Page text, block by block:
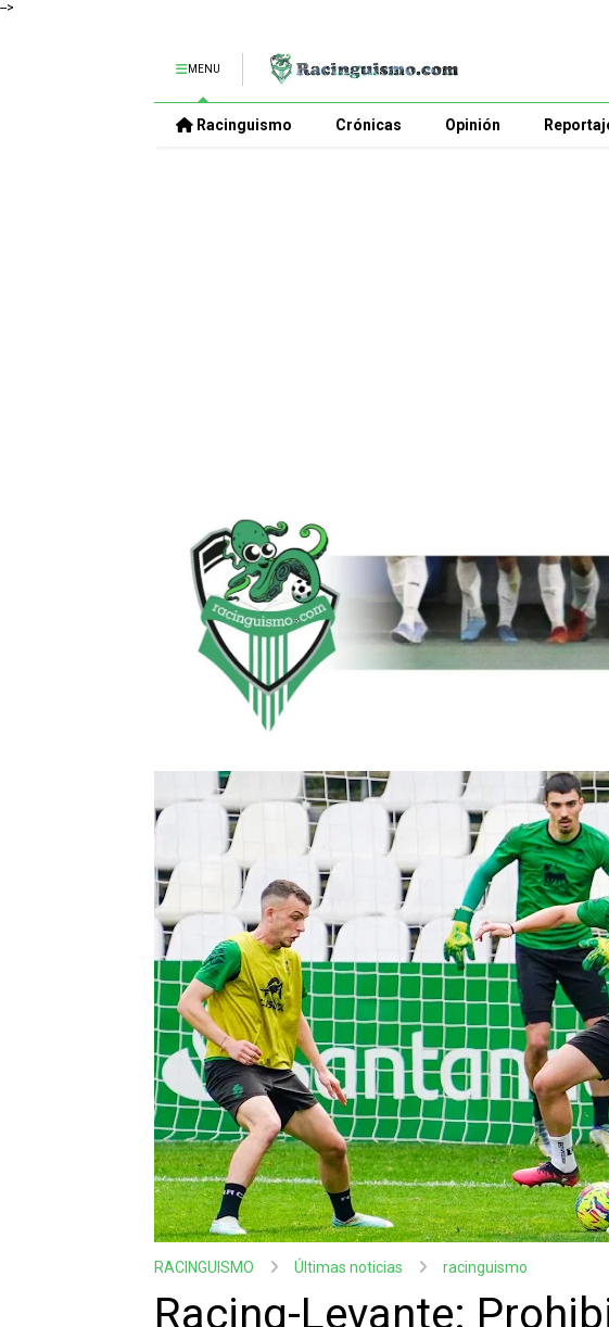
-->
MENU
Racinguismo Crónicas Opinión
RACINGUISMO Últimas noticias racinguismo
Racing-Levante: